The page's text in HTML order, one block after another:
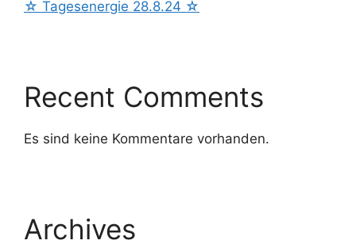
☆ Tagesenergie 28.8.24 ☆
Recent Comments
Es sind keine Kommentare vorhanden.
Archives